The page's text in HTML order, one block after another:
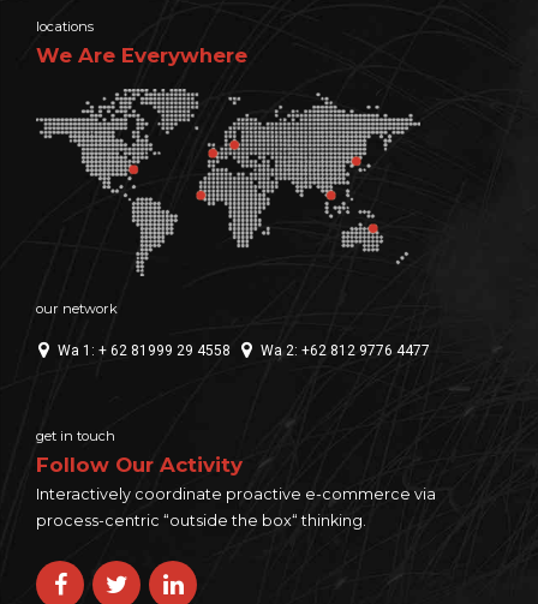
locations
We Are Everywhere
our network
Wa 1: + 62 81999 29 4558 Wa 2: +62 812 9776 4477
get in touch
Follow Our Activity
Interactively coordinate proactive e-commerce via
process-centric “outside the box“ thinking.